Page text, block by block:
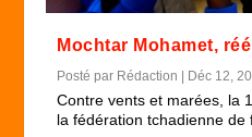
Mochtar Mohamet,
Posté par Rédaction | Déc 12,
Contre vents et marées, la
la fédération tchadienne de